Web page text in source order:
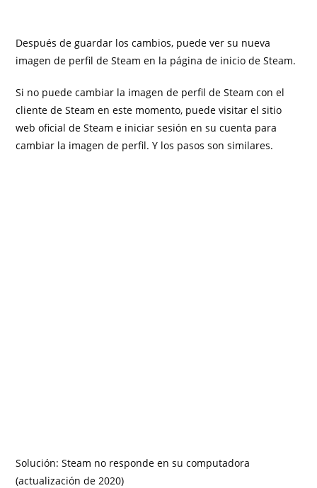
Después de guardar los cambios, puede ver su nueva
imagen de perfil de Steam en la página de inicio de Steam.
Si no puede cambiar la imagen de perfil de Steam con el
cliente de Steam en este momento, puede visitar el sitio
web oficial de Steam e iniciar sesión en su cuenta para
cambiar la imagen de perfil. Y los pasos son similares.
Solución: Steam no responde en su computadora
(actualización de 2020)